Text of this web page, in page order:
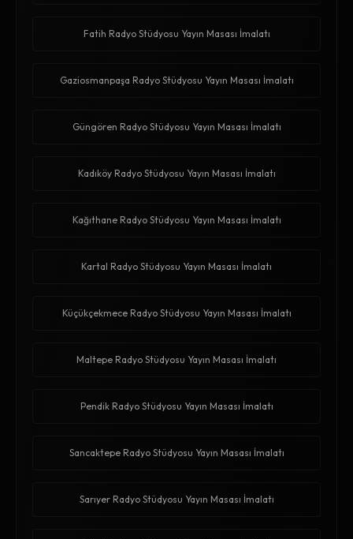
Fatih Radyo Stüdyosu Yayın Masası İmalatı
Gaziosmanpaşa Radyo Stüdyosu Yayın Masası İmalatı
Güngören Radyo Stüdyosu Yayın Masası İmalatı
Kadıköy Radyo Stüdyosu Yayın Masası İmalatı
Kağıthane Radyo Stüdyosu Yayın Masası İmalatı
Kartal Radyo Stüdyosu Yayın Masası İmalatı
Küçükçekmece Radyo Stüdyosu Yayın Masası İmalatı
Maltepe Radyo Stüdyosu Yayın Masası İmalatı
Pendik Radyo Stüdyosu Yayın Masası İmalatı
Sancaktepe Radyo Stüdyosu Yayın Masası İmalatı
Sarıyer Radyo Stüdyosu Yayın Masası İmalatı